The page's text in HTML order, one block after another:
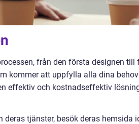
från den första designen
kommer att uppfylla alla dina
effektiv och kostnadseffektiv
tjänster, besök deras hemsida